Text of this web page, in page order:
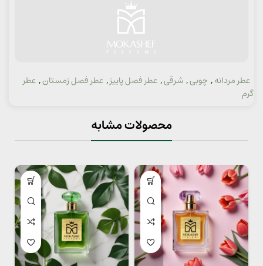
عطر مردانه, چوبی, شرقی, عطر فصل پاییز, عطر فصل زمستان, عطر
گرم
محصولات مشابه